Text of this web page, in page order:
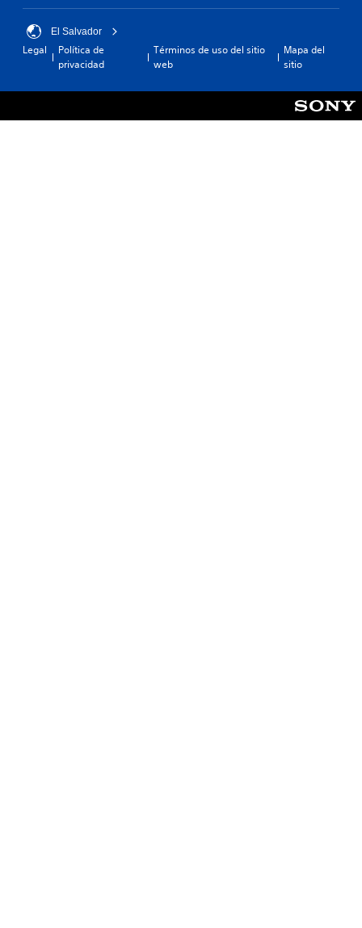
El Salvador
Legal
Política de
privacidad
Términos de uso del sitio
web
Mapa del
sitio